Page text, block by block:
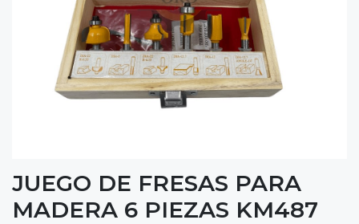
JUEGO DE FRESAS PARA
MADERA 6 PIEZAS KM487